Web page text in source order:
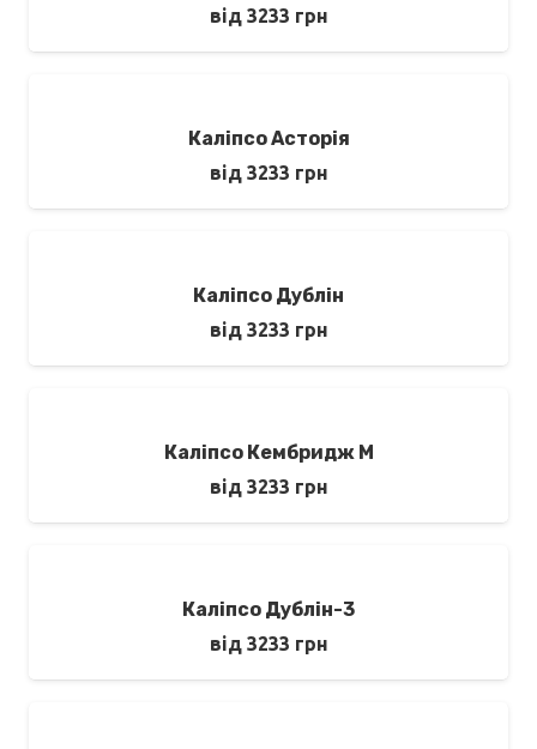
від 3233 грн
Каліпсо Асторія
від 3233 грн
Каліпсо Дублін
від 3233 грн
Каліпсо Кембридж М
від 3233 грн
Каліпсо Дублін-3
від 3233 грн